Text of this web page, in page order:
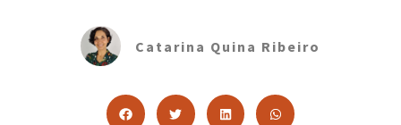
Catarina Quina Ribeiro